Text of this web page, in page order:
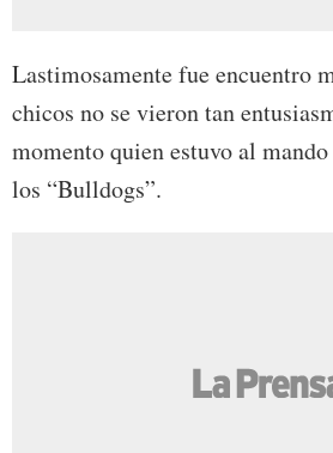
Lastimosamente fue encuentro
chicos no se vieron tan
momento quien estuvo al
los “Bulldogs”.